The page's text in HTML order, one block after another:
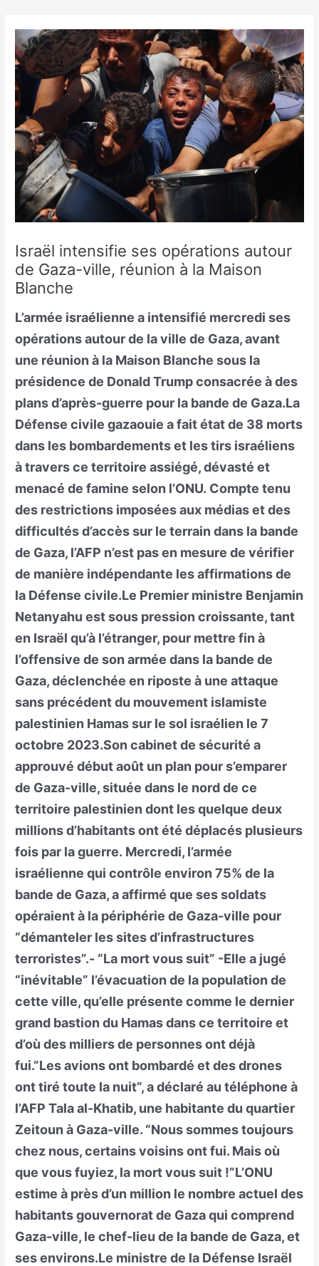
content
Israël intensifie ses opérations autour
de Gaza-ville, réunion à la Maison
Blanche
L’armée israélienne a intensifié mercredi ses
opérations autour de la ville de Gaza, avant
une réunion à la Maison Blanche sous la
présidence de Donald Trump consacrée à des
plans d’après-guerre pour la bande de Gaza.La
Défense civile gazaouie a fait état de 38 morts
dans les bombardements et les tirs israéliens
à travers ce territoire assiégé, dévasté et
menacé de famine selon l’ONU. Compte tenu
des restrictions imposées aux médias et des
difficultés d’accès sur le terrain dans la bande
de Gaza, l’AFP n’est pas en mesure de vérifier
de manière indépendante les affirmations de
la Défense civile.Le Premier ministre Benjamin
Netanyahu est sous pression croissante, tant
en Israël qu’à l’étranger, pour mettre fin à
l’offensive de son armée dans la bande de
Gaza, déclenchée en riposte à une attaque
sans précédent du mouvement islamiste
palestinien Hamas sur le sol israélien le 7
octobre 2023.Son cabinet de sécurité a
approuvé début août un plan pour s’emparer
de Gaza-ville, située dans le nord de ce
territoire palestinien dont les quelque deux
millions d’habitants ont été déplacés plusieurs
fois par la guerre. Mercredi, l’armée
israélienne qui contrôle environ 75% de la
bande de Gaza, a affirmé que ses soldats
opéraient à la périphérie de Gaza-ville pour
“démanteler les sites d’infrastructures
terroristes”.- “La mort vous suit” -Elle a jugé
“inévitable” l’évacuation de la population de
cette ville, qu’elle présente comme le dernier
grand bastion du Hamas dans ce territoire et
d’où des milliers de personnes ont déjà
fui.”Les avions ont bombardé et des drones
ont tiré toute la nuit”, a déclaré au téléphone à
l’AFP Tala al-Khatib, une habitante du quartier
Zeitoun à Gaza-ville. “Nous sommes toujours
chez nous, certains voisins ont fui. Mais où
que vous fuyiez, la mort vous suit !”L’ONU
estime à près d’un million le nombre actuel des
habitants gouvernorat de Gaza qui comprend
Gaza-ville, le chef-lieu de la bande de Gaza, et
ses environs.Le ministre de la Défense Israël